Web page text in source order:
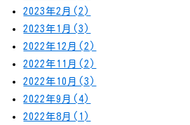
2023年2月(2)
2023年1月(3)
2022年12月(2)
2022年11月(2)
2022年10月(3)
2022年9月(4)
2022年8月(1)